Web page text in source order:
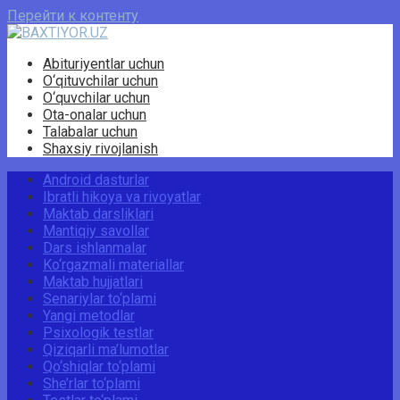
Перейти к контенту
Abituriyentlar uchun
O‘qituvchilar uchun
O‘quvchilar uchun
Ota-onalar uchun
Talabalar uchun
Shaxsiy rivojlanish
Android dasturlar
Ibratli hikoya va rivoyatlar
Maktab darsliklari
Mantiqiy savollar
Dars ishlanmalar
Ko‘rgazmali materiallar
Maktab hujjatlari
Senariylar to‘plami
Yangi metodlar
Psixologik testlar
Qiziqarli ma’lumotlar
Qo‘shiqlar to‘plami
She’rlar to‘plami